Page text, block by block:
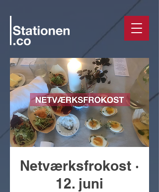
Netværksfrokost ·
12. juni